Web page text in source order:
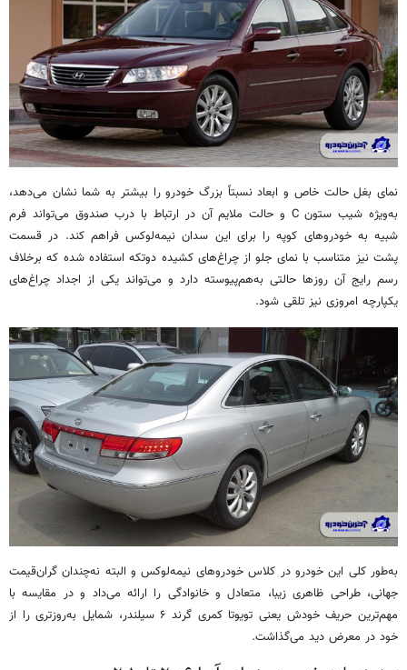
نمای بغل حالت خاص و ابعاد نسبتاً بزرگ خودرو را بیشتر به شما نشان می‌دهد،
به‌ویژه شیب ستون C و حالت ملایم آن در ارتباط با درب صندوق می‌تواند فرم
شبیه به خودروهای کوپه را برای این سدان نیمه‌لوکس فراهم کند. در قسمت
پشت نیز متناسب با نمای جلو از چراغ‌های کشیده دوتکه استفاده شده که برخلاف
رسم رایج آن روزها حالتی به‌هم‌پیوسته دارد و می‌تواند یکی از اجداد چراغ‌های
یکپارچه امروزی نیز تلقی شود.
به‌طور کلی این خودرو در کلاس خودروهای نیمه‌لوکس و البته نه‌چندان گران‌قیمت
جهانی، طراحی ظاهری زیبا، متعادل و خانوادگی را ارائه می‌داد و در مقایسه با
مهم‌ترین حریف خودش یعنی تویوتا کمری گرند ۶ سیلندر، شمایل به‌روزتری را از
خود در معرض دید می‌گذاشت.